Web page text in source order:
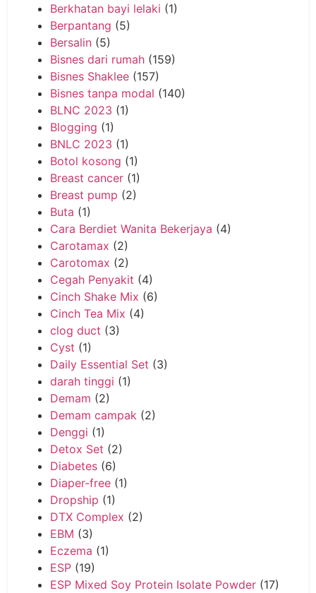
Berkhatan bayi lelaki (1)
Berpantang (5)
Bersalin (5)
Bisnes dari rumah (159)
Bisnes Shaklee (157)
Bisnes tanpa modal (140)
BLNC 2023 (1)
Blogging (1)
BNLC 2023 (1)
Botol kosong (1)
Breast cancer (1)
Breast pump (2)
Buta (1)
Cara Berdiet Wanita Bekerjaya (4)
Carotamax (2)
Carotomax (2)
Cegah Penyakit (4)
Cinch Shake Mix (6)
Cinch Tea Mix (4)
clog duct (3)
Cyst (1)
Daily Essential Set (3)
darah tinggi (1)
Demam (2)
Demam campak (2)
Denggi (1)
Detox Set (2)
Diabetes (6)
Diaper-free (1)
Dropship (1)
DTX Complex (2)
EBM (3)
Eczema (1)
ESP (19)
ESP Mixed Soy Protein Isolate Powder (17)